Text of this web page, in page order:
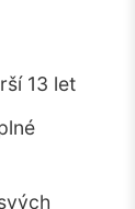
13 let